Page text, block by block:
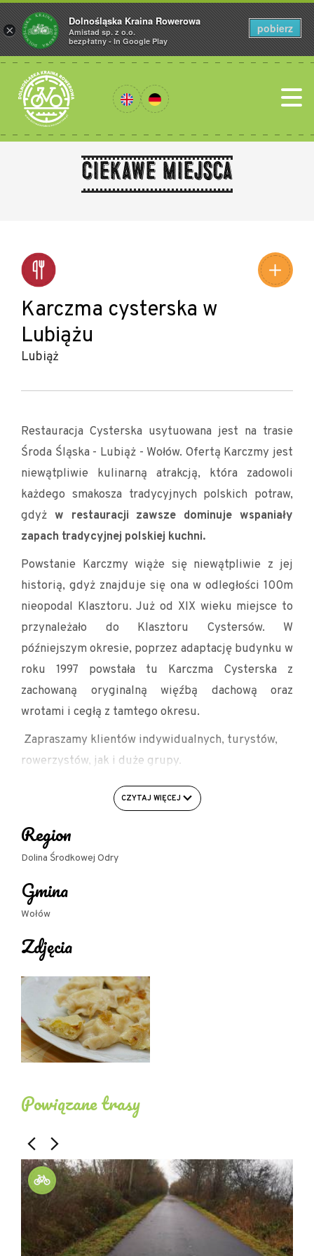
Ciekawe miejsca
Karczma cysterska w
Lubiążu
Lubiąż
Restauracja Cysterska usytuowana jest na trasie
Środa Śląska - Lubiąż - Wołów. Ofertą Karczmy jest
niewątpliwie kulinarną atrakcją, która zadowoli
każdego smakosza tradycyjnych polskich potraw,
gdyż w restauracji zawsze dominuje wspaniały
zapach tradycyjnej polskiej kuchni.
Powstanie Karczmy wiąże się niewątpliwie z jej
historią, gdyż znajduje się ona w odległości 100m
nieopodal Klasztoru. Już od XIX wieku miejsce to
przynależało do Klasztoru Cystersów. W
późniejszym okresie, poprzez adaptację budynku w
roku 1997 powstała tu Karczma Cysterska z
zachowaną oryginalną więźbą dachową oraz
wrotami i cegłą z tamtego okresu.
Zapraszamy klientów indywidualnych, turystów,
rowerzystów, jak i duże grupy.
W ofercie Restauracji jest specjalnie opracowane
menu oraz ceny dla:
- zorganizowanych grup turystycznych polskich i
zagranicznych do 50 osób,
- wycieczek szkolnych,
- firm.
Organizujemy również:
- imprezy okolicznościowe,
- imprezy integracyjne,
- wesela,
- catering dla grup zorganizowanych i dla firm na
Ponadto, zapraszamy również do współpracy biura
turystyczne, szkoły i firmy a dla stałych klientów
oferujemy korzystne rabaty.
Na życzenie klienta gwarantujemy:
- salę na 50 osób,
CZYTAJ WIĘCEJ
Region
Dolina Środkowej Odry
Gmina
Wołów
Zdjęcia
Powiązane trasy
×
Dolnośląska Kraina Rowerowa
Amistad sp. z o.o.
bezpłatny - In Google Play
pobierz